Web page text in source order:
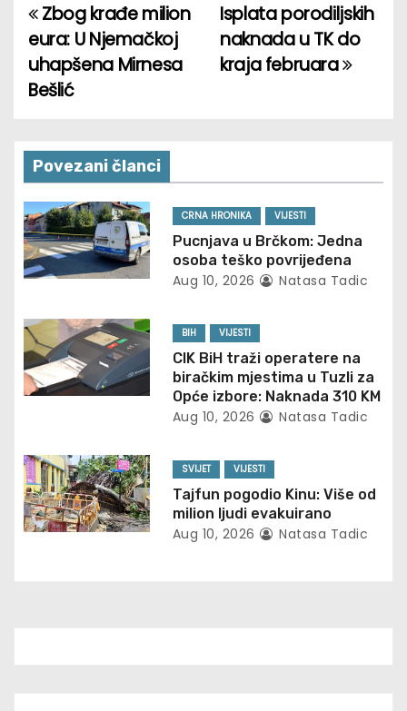
P
o
s
n
a
v
i
g
a
t
o
n
Isplata porodiljskih
naknada u TK do
kraja februara
Zbog krađe milion
eura: U Njemačkoj
uhapšena Mirnesa
Bešlić
Povezani članci
CRNA HRONIKA VIJESTI
Pucnjava u Brčkom: Jedna
osoba teško povrijeđena
Aug 10, 2026 Natasa Tadic
BIH VIJESTI
CIK BiH traži operatere na
biračkim mjestima u Tuzli za
Opće izbore: Naknada 310 KM
Aug 10, 2026 Natasa Tadic
SVIJET VIJESTI
Tajfun pogodio Kinu: Više od
milion ljudi evakuirano
Aug 10, 2026 Natasa Tadic